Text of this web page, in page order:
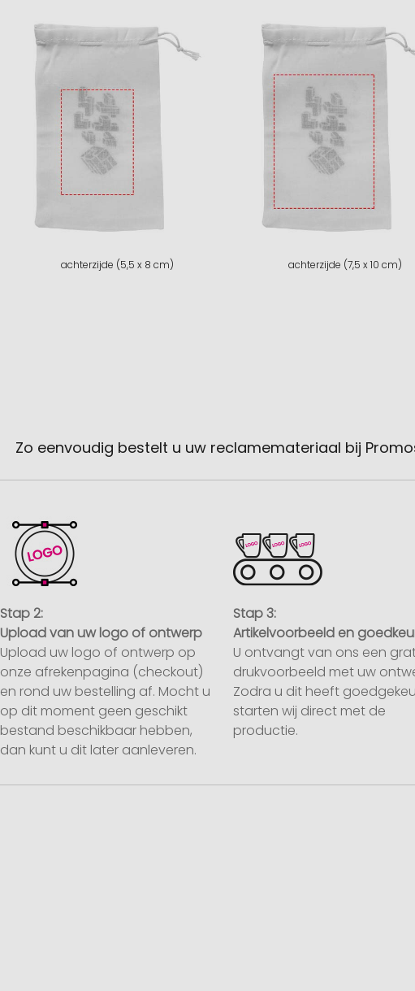
achterzijde (5,5 x 8 cm) achterzijde (7,5 x 10 cm)
Zo eenvoudig bestelt u uw reclamemateriaal bij
Stap 2:
Upload van uw logo of ontwerp
Upload uw logo of ontwerp op
onze afrekenpagina (checkout)
en rond uw bestelling af. Mocht u
op dit moment geen geschikt
bestand beschikbaar hebben,
dan kunt u dit later aanleveren.
Stap 3:
Artikelvoorbeeld en
U ontvangt van ons een
drukvoorbeeld met uw
Zodra u dit heeft
starten wij direct met de
productie.